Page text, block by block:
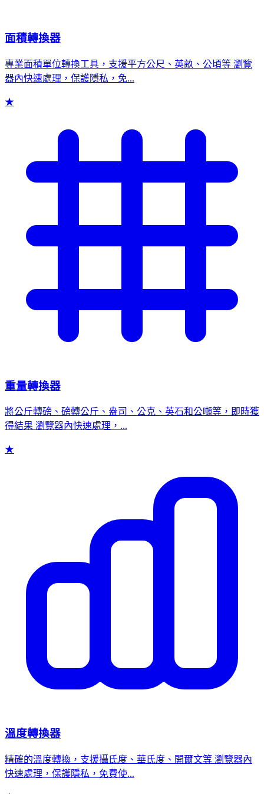
面積轉換器
專業面積單位轉換工具，支援平方公尺、英畝、公頃等 瀏覽
器內快速處理，保護隱私，免...
★
重量轉換器
將公斤轉磅、磅轉公斤、盎司、公克、英石和公噸等，即時獲
得結果 瀏覽器內快速處理，...
★
溫度轉換器
精確的溫度轉換，支援攝氏度、華氏度、開爾文等 瀏覽器內
快速處理，保護隱私，免費使...